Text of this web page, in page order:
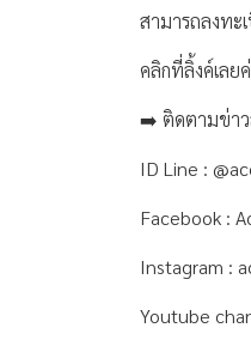
สามารถลงทะ
คลิกที่ลิ้งค์เลย
➡️ ติดตามข่าว
ID Line :
Facebook :
Instagram :
Youtube